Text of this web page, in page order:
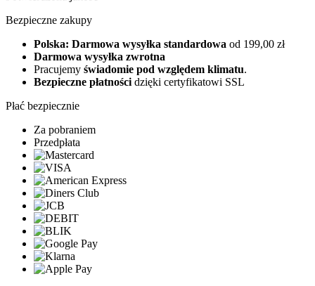
Bezpieczne zakupy
Polska: Darmowa wysyłka standardowa od 199,00 zł
Darmowa wysyłka zwrotna
Pracujemy świadomie pod względem klimatu.
Bezpieczne płatności dzięki certyfikatowi SSL
Płać bezpiecznie
Za pobraniem
Przedpłata